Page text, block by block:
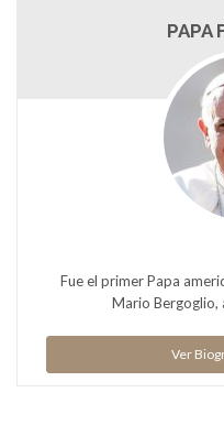
PAPA
Fue el primer Papa
Mario Bergoglio,
Ver